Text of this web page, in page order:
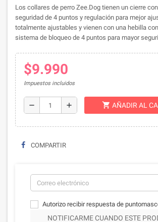
Los collares de perro Zee.Dog tienen un cierre
seguridad de 4 puntos y regulación para mejor
totalmente ajustables y vienen con una hebilla
sistema de bloqueo de 4 puntos para mayor
$9.990
Impuestos incluidos
remove add shopping_cart AÑADIR AL
COMPARTIR
Autorizo recibir respuesta de
NOTIFICARME CUANDO ESTE